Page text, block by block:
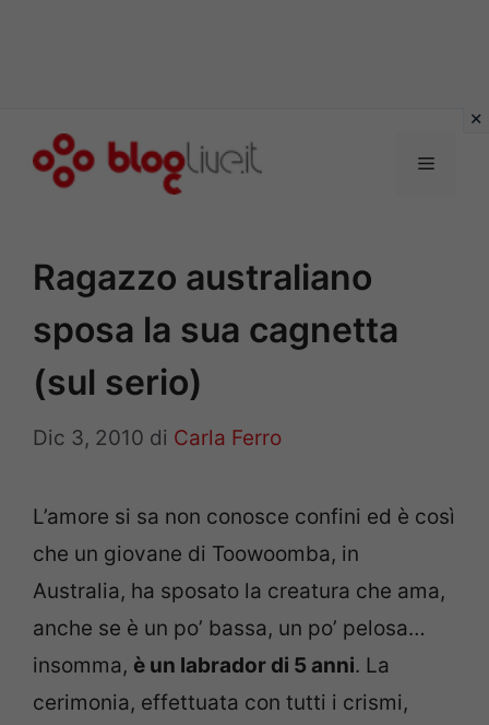
Menu
Ragazzo australiano
sposa la sua cagnetta
(sul serio)
Dic 3, 2010 di Carla Ferro
L’amore si sa non conosce confini ed è così
che un giovane di Toowoomba, in
Australia, ha sposato la creatura che ama,
anche se è un po’ bassa, un po’ pelosa…
insomma, è un labrador di 5 anni. La
cerimonia, effettuata con tutti i crismi,